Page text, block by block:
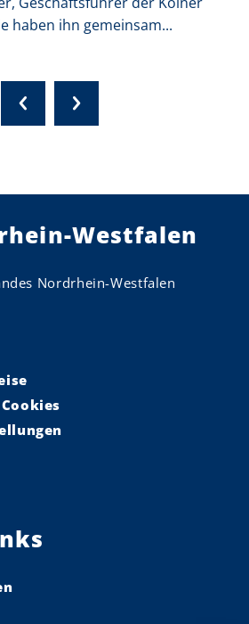
haben ihn gemeinsam...
Westfalen
Nordrhein-Westfalen